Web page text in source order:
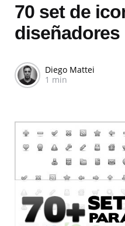
70 set de
diseñadores
Diego Mattei
1 min